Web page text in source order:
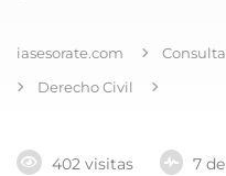
iasesorate.com
Derecho Civil
402 visitas
7